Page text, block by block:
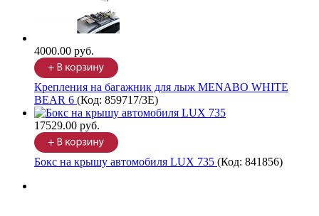
4000.00 руб.
Крепления на багажник для лыж MENABO WHITE
BEAR 6 (Код: 859717/3E)
17529.00 руб.
Бокс на крышу автомобиля LUX 735 (Код: 841856)